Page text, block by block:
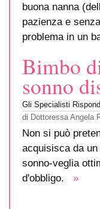
buona nanna
pazienza e
problema in un
Bimbo
sonno
Gli Specialisti
di Dottoressa Angela
Non si può
acquisisca da
sonno-veglia
d'obbligo.
»